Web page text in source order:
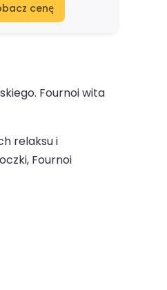
cenę
Fournoi wita
relaksu i
Fournoi